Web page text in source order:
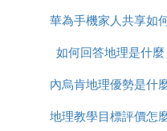
機、遙感技術和地圖學
悔鏈具備陸純地早前咐
機構或高等學校從事
3、地理教育專業。
華為手機家人共享如
查看地理位置
如何回答地理是什麼
內烏肯地理優勢是什
地理教學目標評價怎